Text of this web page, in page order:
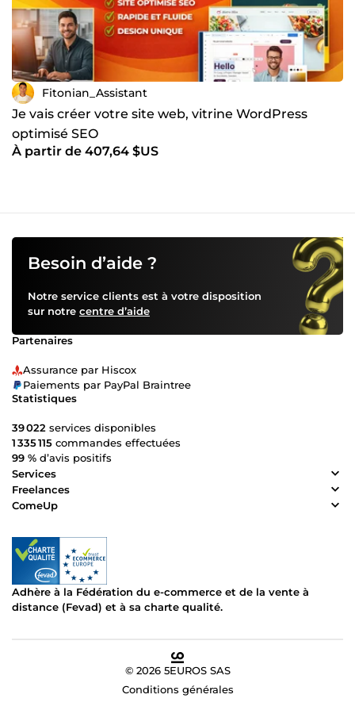
Fitonian_Assistant
Je vais créer votre site web, vitrine WordPress
optimisé SEO
À partir de 407,64 $US
Besoin d’aide ?
Notre service clients est à votre disposition
sur notre centre d’aide
Partenaires
Assurance par Hiscox
Paiements par PayPal Braintree
Statistiques
39 022 services disponibles
1 335 115 commandes effectuées
99 % d’avis positifs
Services
Freelances
ComeUp
Adhère à la Fédération du e-commerce et de la vente à
distance (Fevad) et à sa charte qualité.
© 2026 5EUROS SAS
Conditions générales